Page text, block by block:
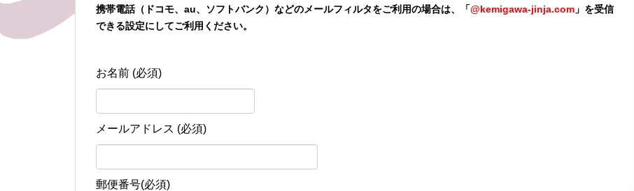
携帯電話（ドコモ、au、ソフトバンク）などのメールフィルタをご利用の場合は、「@kemigawa-jinja.com 」を受信
できる設定にしてご利用ください。
お名前 (必須)
メールアドレス (必須)
郵便番号(必須)